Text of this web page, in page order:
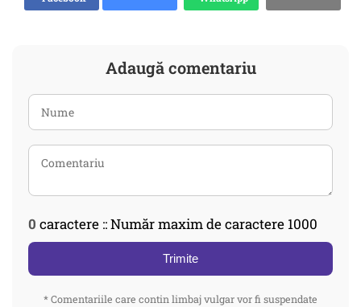
Adaugă comentariu
0 caractere :: Număr maxim de caractere 1000
Trimite
* Comentariile care contin limbaj vulgar vor fi suspendate